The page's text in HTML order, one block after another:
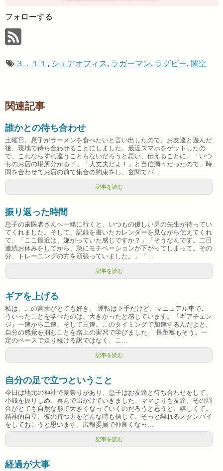
フォローする
３．１１ , シェアオフィス, ラガーマン, ラグビー, 関空
関連記事
誰かとの待ち合わせ
土曜日、息子がラーメンを食べたいと言い出したので、お友達と遊んだ
後、現地で待ち合わせることにしました。最近スマホをゲットしたの
で、これならすれ違うこともないだろうと思い、伝えることに。「いつ
ものお店の場所分かる？」「大丈夫だよ！」と自信満々だったので、時
間を合わせてお店の前で集合の約束をし、玄関でバ...
記事を読む
振り返った時間
息子の歯医者さんへ一緒に行くと、いつもの優しい男の先生が待ってい
てくれました。そして、記録を書いたカレンダーを見ながら伝えてくれ
て。「ここ最近は、嫌がっていた感じですか？」「そうなんです。二日
連続お休みをしてから、急にモチベーションが下がってしまって。その
分、トレーニングの方を頑張っていました。」「...
記事を読む
ギアを上げる
私は、この言葉がとても好き。 運転は下手だけど、マニュアル車でこ
ういったことを学べたのは、大きかったと感じています。『ギアチェン
ジ』一速から二速、そして三速。このタイミングで加速するんだよと、
自分の感覚を掴むことを路上の実習で学びました。 長距離もそう。一
定のペースで走り続ける訳ではなく、こ...
記事を読む
自分の足で立つということ
今日は地元の神社で夏祭りがあり、息子はお友達と待ち合わせをして、
小銭を握りしめ、喜んで出かけていきました。ママよりも友達、その割
合がとても自然な形で大きくなっていくのだろうと思うと、嬉しくて。
精神的自立、彼の持つ力をどんな時も信じて、そっと離れるスタンバイ
をしておこうと思います。広報委員で仲良くなっ...
記事を読む
経過が大事